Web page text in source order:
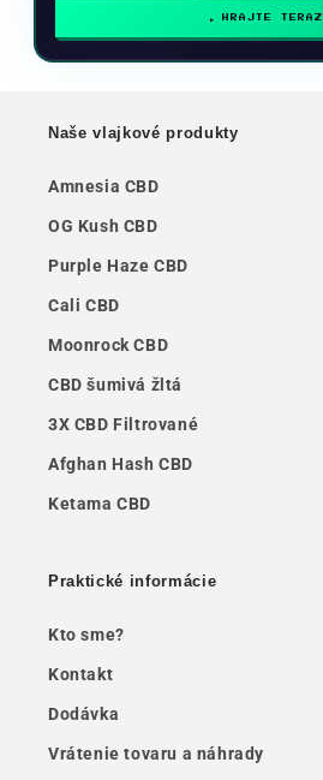
HRAJTE TERAZ
Naše vlajkové produkty
Amnesia CBD
OG Kush CBD
Purple Haze CBD
Cali CBD
Moonrock CBD
CBD šumivá žltá
3X CBD Filtrované
Afghan Hash CBD
Ketama CBD
Praktické informácie
Kto sme?
Kontakt
Dodávka
Vrátenie tovaru a náhrady